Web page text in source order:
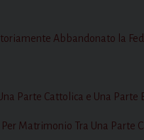
Abbandonato la
Parte Cattolica e Una
Matrimonio Tra Una Parte